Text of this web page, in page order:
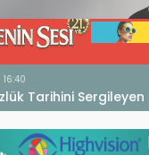
Tarihini Sergileyen